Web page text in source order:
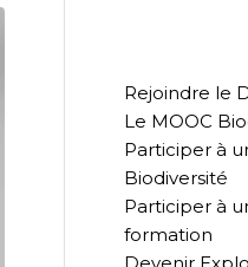
Rejoindre le
Le MOOC
Participer à
Biodiversité
Participer à
formation